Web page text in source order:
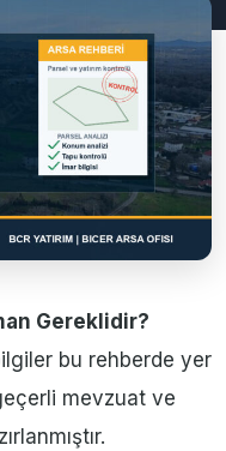
Gereklidir?
bu rehberde yer
mevzuat ve